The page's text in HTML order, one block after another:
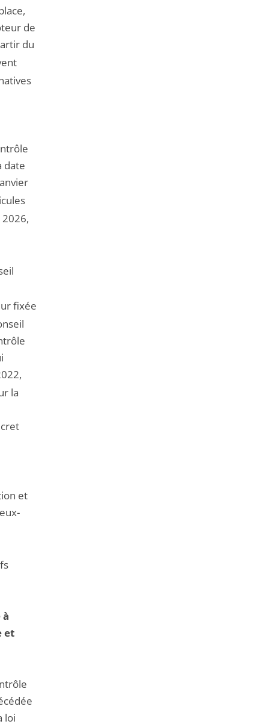
de
du
date
fixée
la
et
et
loi